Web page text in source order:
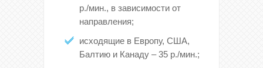
р./мин., в зависимости от
направления;
исходящие в Европу, США,
Балтию и Канаду – 35 р./мин.;